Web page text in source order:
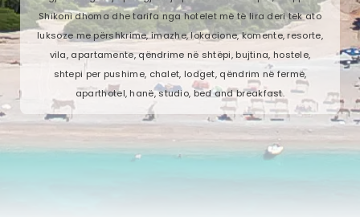
Shikoni dhoma dhe tarifa nga hotelet më të lira deri tek ato
luksoze me përshkrime, imazhe, lokacione, komente, resorte,
vila, apartamente, qëndrime në shtëpi, bujtina, hostele,
shtepi per pushime, chalet, lodget, qëndrim në fermë,
aparthotel, hanë, studio, bed and breakfast.